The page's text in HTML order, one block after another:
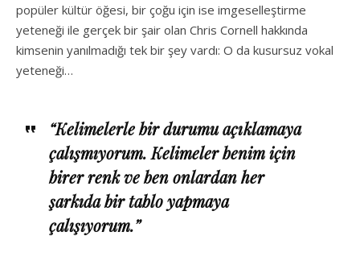
popüler kültür öğesi, bir çoğu için ise imgeselleştirme
yeteneği ile gerçek bir şair olan Chris Cornell hakkında
kimsenin yanılmadığı tek bir şey vardı: O da kusursuz vokal
yeteneği…
“Kelimelerle bir durumu açıklamaya
çalışmıyorum. Kelimeler benim için
birer renk ve ben onlardan her
şarkıda bir tablo yapmaya
çalışıyorum.”